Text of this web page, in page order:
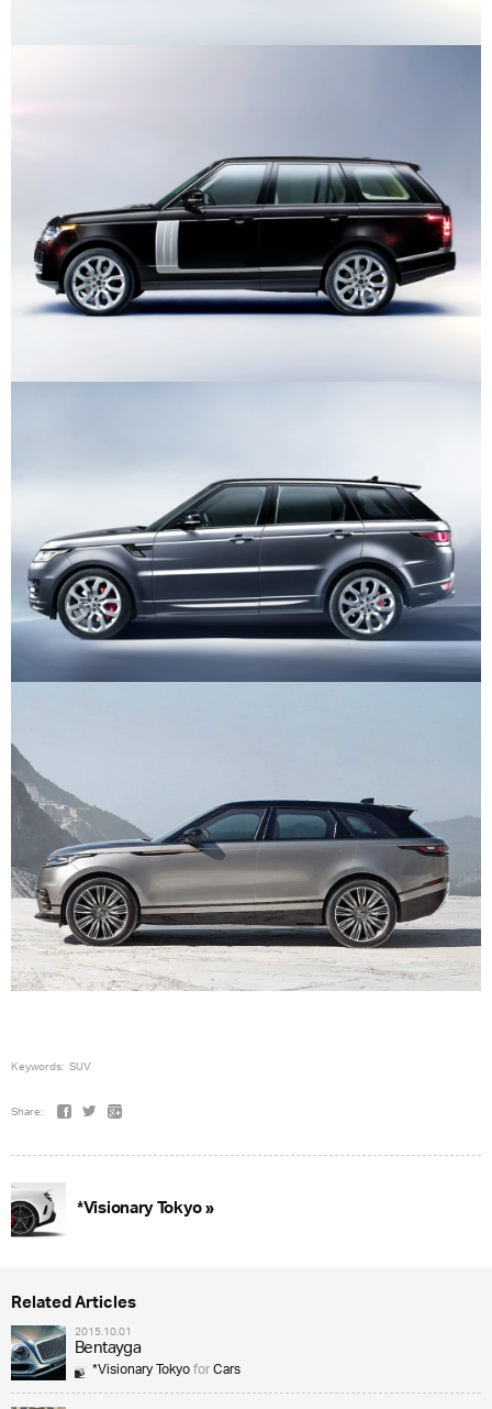
Keywords: SUV
Share:
*Visionary Tokyo »
Related Articles
2015.10.01
Bentayga
*Visionary TokyoforCars